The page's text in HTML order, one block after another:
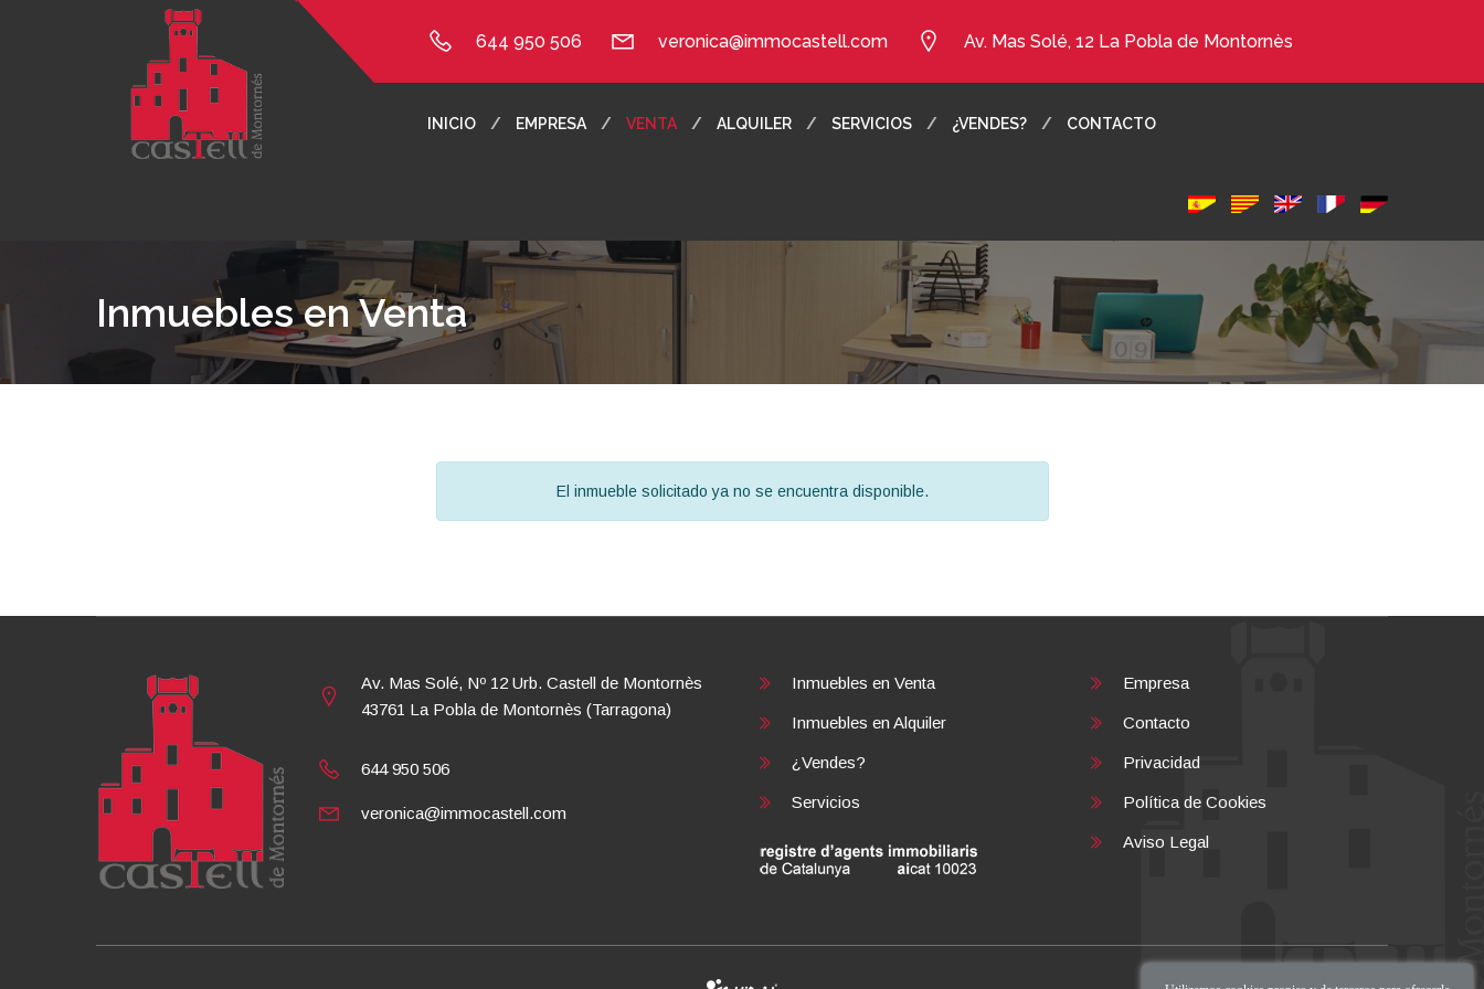
644 950 506 veronica@immocastell.com Av. Mas Solé, 12 La Pobla de Montornès
INICIO EMPRESA VENTA ALQUILER SERVICIOS ¿VENDES? CONTACTO
Inmuebles en Venta
El inmueble solicitado ya no se encuentra disponible.
Av. Mas Solé, Nº 12 Urb. Castell de Montornès
43761 La Pobla de Montornès (Tarragona)
644 950 506
veronica@immocastell.com
Inmuebles en Venta
Inmuebles en Alquiler
¿Vendes?
Servicios
Empresa
Contacto
Privacidad
Política de Cookies
Aviso Legal